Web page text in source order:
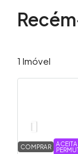
1 Imóvel
COMPRAR
ACEITA